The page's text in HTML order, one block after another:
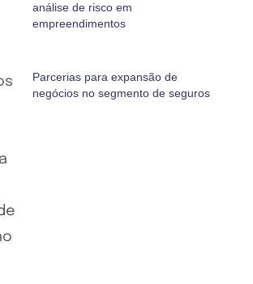
análise de risco em
empreendimentos
Parcerias para expansão de
negócios no segmento de seguros